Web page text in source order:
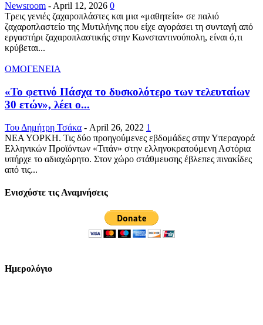
Newsroom - April 12, 2026 0
Τρεις γενιές ζαχαροπλάστες και μια «μαθητεία» σε παλιό
ζαχαροπλαστείο της Μυτιλήνης που είχε αγοράσει τη συνταγή από
εργαστήρι ζαχαροπλαστικής στην Κωνσταντινούπολη, είναι ό,τι
κρύβεται...
ΟΜΟΓΕΝΕΙΑ
«Το φετινό Πάσχα το δυσκολότερο των τελευταίων
30 ετών», λέει ο...
Του Δημήτρη Τσάκα - April 26, 2022 1
ΝΕΑ ΥΟΡΚΗ. Τις δύο προηγούμενες εβδομάδες στην Υπεραγορά
Ελληνικών Προϊόντων «Τιτάν» στην ελληνοκρατούμενη Αστόρια
υπήρχε το αδιαχώρητο. Στον χώρο στάθμευσης έβλεπες πινακίδες
από τις...
Ενισχύστε τις Αναμνήσεις
Ημερολόγιο